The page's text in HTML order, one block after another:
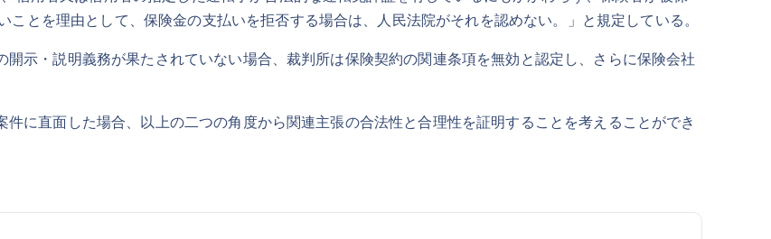
とを理由として、保険金の支払いを拒否する場合は、人民法院がそれを認めない。」と規定している。
示・説明義務が果たされていない場合、裁判所は保険契約の関連条項を無効と認定し、さらに保険会社
に直面した場合、以上の二つの角度から関連主張の合法性と合理性を証明することを考えることができ